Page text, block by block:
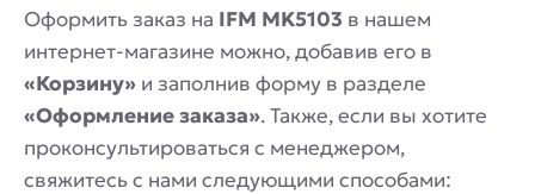
Оформить заказ на IFM MK5103 в нашем
интернет-магазине можно, добавив его в
«Корзину» и заполнив форму в разделе
«Оформление заказа». Также, если вы хотите
проконсультироваться с менеджером,
свяжитесь с нами следующими способами: